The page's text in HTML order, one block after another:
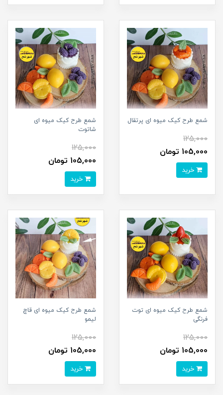
شمع طرح کیک میوه ای پرتقال
125,000
105,000 تومان
شمع طرح کیک میوه ای
شاتوت
125,000
105,000 تومان
شمع طرح کیک میوه ای توت
فرنگی
125,000
105,000 تومان
شمع طرح کیک میوه ای قاچ
لیمو
125,000
105,000 تومان